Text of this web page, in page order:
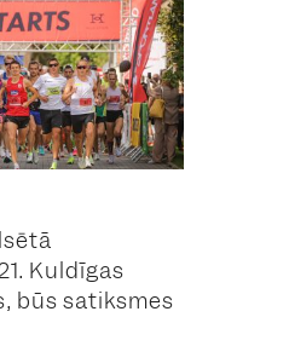
Kuldīgas
būs satiksmes